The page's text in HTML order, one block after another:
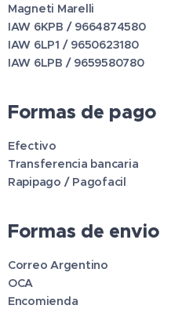
Magneti Marelli
IAW 6KPB / 9664874580
IAW 6LP1 / 9650623180
IAW 6LPB / 9659580780
Formas de pago
Efectivo
Transferencia bancaria
Rapipago / Pagofacil
Formas de envio
Correo Argentino
OCA
Encomienda